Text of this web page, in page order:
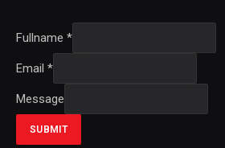
Fullname *
Email *
Message
SUBMIT